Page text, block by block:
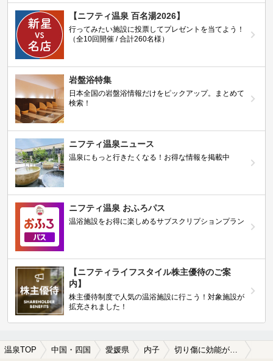
【ニフティ温泉 百名湯2026】
行ってみたい施設に投票してプレゼントを当てよう！
（全10回開催 / 合計260名様）
岩盤浴特集
日本全国の岩盤浴情報だけをピックアップ。まとめて
検索！
ニフティ温泉ニュース
温泉にもっと行きたくなる！お得な情報を掲載中
ニフティ温泉 おふろパス
温浴施設をお得に楽しめるサブスクリプションプラン
【ニフティライフスタイル株主優待のご案
内】
株主優待制度で人気の温浴施設に行こう！対象施設が
拡充されました！
温泉TOP 中国・四国 愛媛県 内子